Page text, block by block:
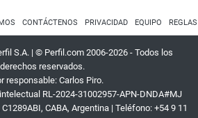
CONTÁCTENOS PRIVACIDAD EQUIPO
S.A. | © Perfil.com 2006-2026 - Todos los
derechos reservados.
responsable: Carlos Piro.
RL-2024-31002957-APN-DNDA#MJ
C1289ABI, CABA, Argentina | Teléfono: +54 9 11